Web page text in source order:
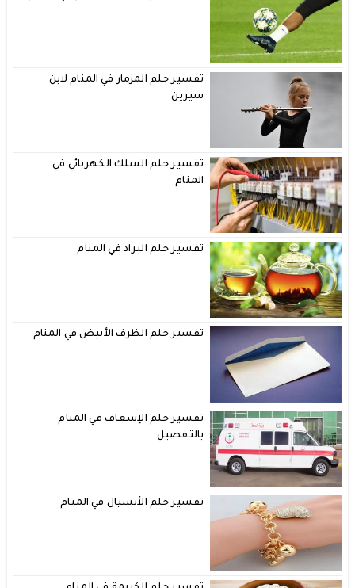
تفسير حلم المزمار في المنام لابن
سيرين
تفسير حلم السلك الكهربائي في
المنام
تفسير حلم البراد في المنام
تفسير حلم الظرف الأبيض في المنام
تفسير حلم الإسعاف في المنام
بالتفصيل
تفسير حلم الأنسيال في المنام